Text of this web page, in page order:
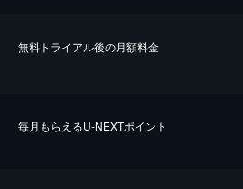
無料トライアル後の⽉額料金
毎⽉もらえるU-NEXTポイント